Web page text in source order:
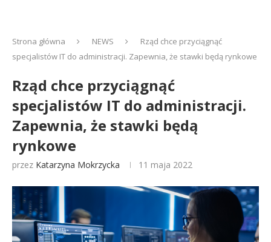
Strona główna NEWS
Rząd chce przyciągnąć
specjalistów IT do administracji. Zapewnia, że stawki będą rynkowe
Rząd chce przyciągnąć
specjalistów IT do administracji.
Zapewnia, że stawki będą
rynkowe
przez Katarzyna Mokrzycka 11 maja 2022